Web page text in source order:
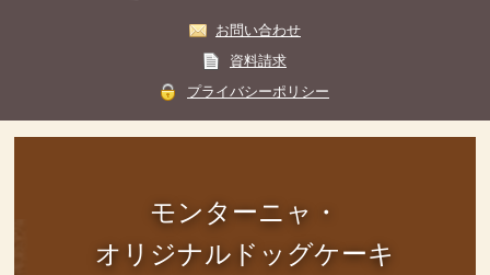
お問い合わせ
資料請求
プライバシーポリシー
モンターニャ・
オリジナルドッグケーキ